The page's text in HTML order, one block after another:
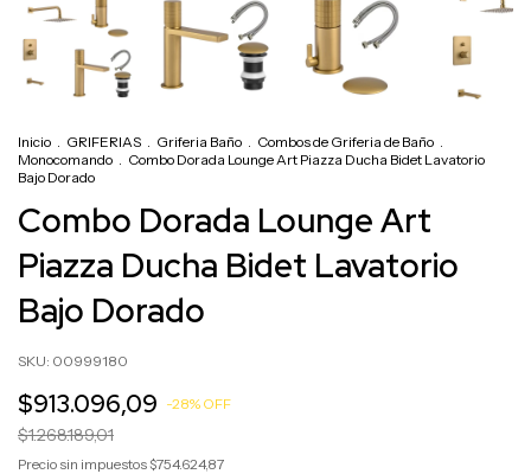
Inicio . GRIFERIAS . Griferia Baño . Combos de Griferia de Baño .
Monocomando . Combo Dorada Lounge Art Piazza Ducha Bidet Lavatorio
Bajo Dorado
Combo Dorada Lounge Art
Piazza Ducha Bidet Lavatorio
Bajo Dorado
SKU: 00999180
$913.096,09 -28% OFF
$1.268.189,01
Precio sin impuestos$754.624,87